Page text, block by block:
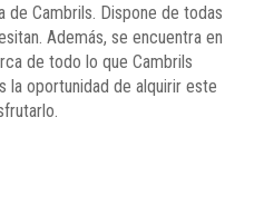
Cambrils. Dispone de todas
Además, se encuentra en
de todo lo que Cambrils
la oportunidad de alquirir este